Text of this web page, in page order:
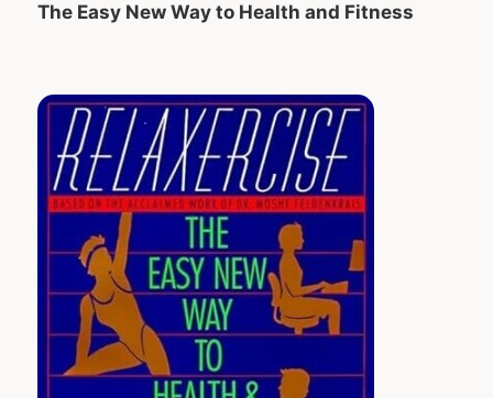
The Easy New Way to Health and Fitness